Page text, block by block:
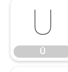
Ū
Ū